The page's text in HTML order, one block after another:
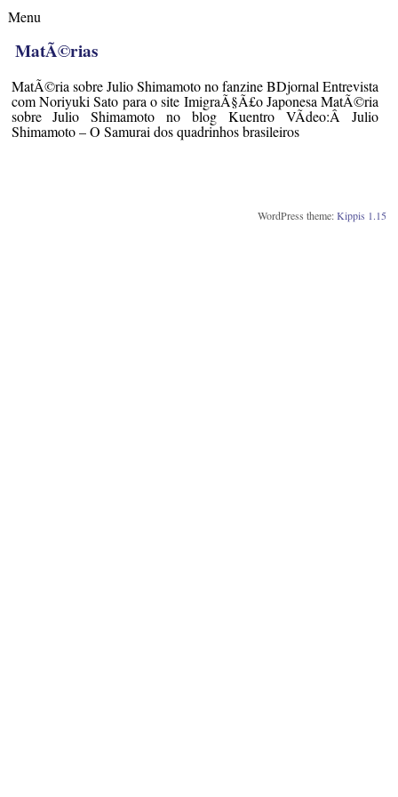
Menu
MatÃ©rias
MatÃ©ria sobre Julio Shimamoto no fanzine BDjornal Entrevista
com Noriyuki Sato para o site ImigraÃ§Ã£o Japonesa MatÃ©ria
sobre Julio Shimamoto no blog Kuentro VÃ­deo:Â Julio
Shimamoto – O Samurai dos quadrinhos brasileiros
WordPress theme:Kippis 1.15